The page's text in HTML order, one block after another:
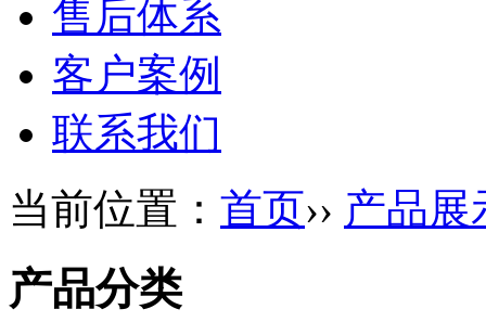
售后体系
客户案例
联系我们
当前位置： 首页›› 产品展
产品分类